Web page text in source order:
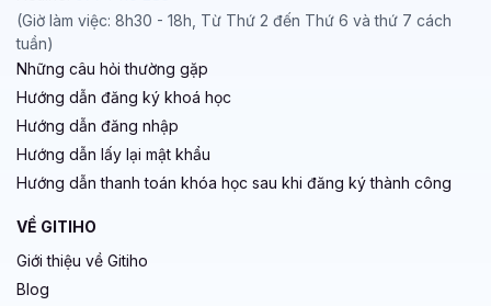
(Giờ làm việc: 8h30 - 18h, Từ Thứ 2 đến Thứ 6 và thứ 7 cách
tuần)
Những câu hỏi thường gặp
Hướng dẫn đăng ký khoá học
Hướng dẫn đăng nhập
Hướng dẫn lấy lại mật khẩu
Hướng dẫn thanh toán khóa học sau khi đăng ký thành công
VỀ GITIHO
Giới thiệu về Gitiho
Blog